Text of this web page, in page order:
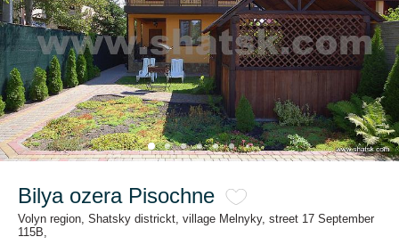
Bilya ozera Pisochne
Volyn region, Shatsky districkt, village Melnyky, street 17 September
115B,